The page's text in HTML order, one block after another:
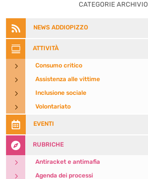
CATEGORIE ARCHIVIO
 NEWS ADDIOPIZZO
 ATTIVITÀ
5 Consumo critico
5 Assistenza alle vittime
5 Inclusione sociale
5 Volontariato
 EVENTI
 RUBRICHE
5 Antiracket e antimafia
5 Agenda dei processi